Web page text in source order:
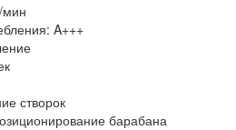
мин
A+++
створок
барабана